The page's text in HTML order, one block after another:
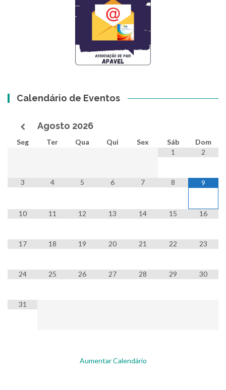
Calendário de Eventos
Agosto 2026
Seg Ter Qua Qui Sex Sáb
Dom
1
2
3 4 5 6 7 8 9
10 11 12 13 14 15 16
17 18 19 20 21 22 23
24 25 26 27 28 29 30
31
Aumentar Calendário